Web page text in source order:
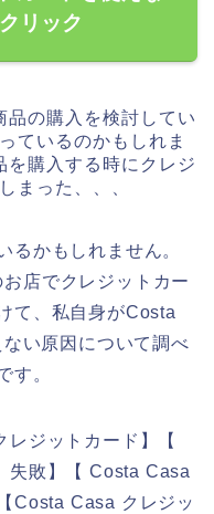
リック
の購入を検討してい
ているのかもしれま
購入する時にクレジ
まった、、、
るかもしれません。
店でクレジットカー
て、私自身がCosta
い原因について調べ
す。
ジットカード】【
敗】【 Costa Casa
Costa Casa クレジッ